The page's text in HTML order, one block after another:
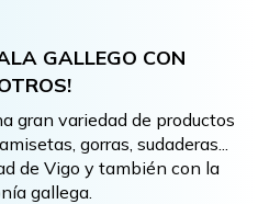
GALLEGO CON
gran variedad de productos
gorras, sudaderas...
de Vigo y también con la
gallega.